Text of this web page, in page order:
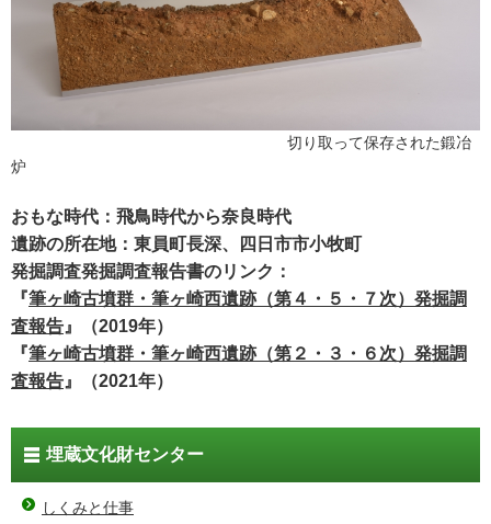
切り取って保存された鍛冶
炉
おもな時代：飛鳥時代から奈良時代
遺跡の所在地：東員町長深、四日市市小牧町
発掘調査発掘調査報告書のリンク：
『筆ヶ崎古墳群・筆ヶ崎西遺跡（第４・５・７次）発掘調
査報告 』（2019年）
『筆ヶ崎古墳群・筆ヶ崎西遺跡（第２・３・６次）発掘調
査報告 』（2021年）
埋蔵文化財センター
しくみと仕事